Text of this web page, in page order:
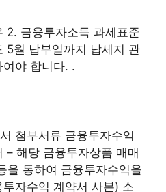
2. 금융투자소득 과세표준
5월 납부일까지 납세지 관
야 합니다. .
첨부서류 금융투자수익
– 해당 금융투자상품 매매
을 통하여 금융투자수익을
자수익 계약서 사본) 소